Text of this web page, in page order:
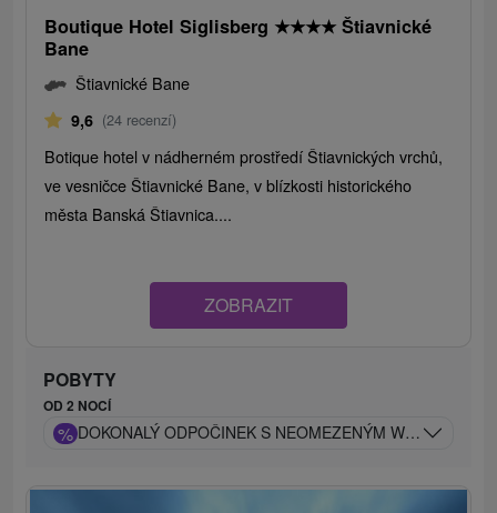
Boutique Hotel Siglisberg ★★★★ Štiavnické
Bane
Štiavnické Bane
9,6 (24 recenzí)
Botique hotel v nádherném prostředí Štiavnických vrchů,
ve vesničce Štiavnické Bane, v blízkosti historického
města Banská Štiavnica....
ZOBRAZIT
POBYTY
OD 2 NOCÍ
% DOKONALÝ ODPOČINEK S NEOMEZENÝM WELLNESS